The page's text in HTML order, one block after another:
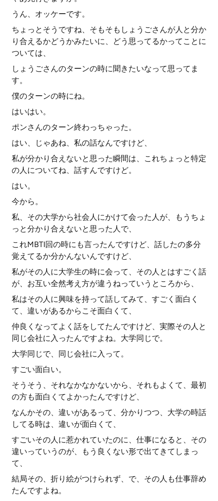
うん、オッケーです。
ちょっとそうですね、そもそもしょうごさんが人と分か
り合えるかどうかみたいに、どう思ってるかってことに
ついては、
しょうごさんのターンの時に聞きたいなって思ってま
す。
僕のターンの時にね。
はいはい。
ポンさんのターン終わっちゃった。
はい、じゃあね、私の話なんですけど、
私が分かり合えないと思った瞬間は、これちょっと特定
の人についてね、話すんですけど。
はい。
今から。
私、その大学から社会人にかけて会った人が、もうちょ
っと分かり合えないと思った人で、
これMBTI回の時にも言ったんですけど、話したの多分
覚えてるか分かんないんですけど、
私がその人に大学生の時に会って、その人とはすごく話
が、お互い全然考え方が違うねっていうところから、
私はその人に興味を持って話してみて、すごく面白く
て、違いがあるからこそ面白くて、
仲良くなってよく話をしてたんですけど、実際その人と
同じ会社に入ったんですよね。大学同じで。
大学同じで、同じ会社に入って。
すごい面白い。
そうそう、それなかなかないから、それもよくて、最初
の方も面白くてよかったんですけど、
なんかその、違いがあるって、分かりつつ、大学の時話
してる時は、違いが面白くて、
すごいその人に惹かれていたのに、仕事になると、その
違いっていうのが、もう良くない形で出てきてしまっ
て、
結局その、折り絵がつけられず、で、その人も仕事辞め
たんですよね。